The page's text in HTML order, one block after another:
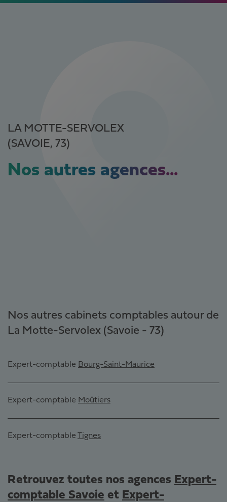
LA MOTTE-SERVOLEX
(SAVOIE, 73)
Nos autres agences...
Nos autres cabinets comptables autour de
La Motte-Servolex (Savoie - 73)
Expert-comptable Bourg-Saint-Maurice
Expert-comptable Moûtiers
Expert-comptable Tignes
Retrouvez toutes nos agences Expert-
comptable Savoie et Expert-